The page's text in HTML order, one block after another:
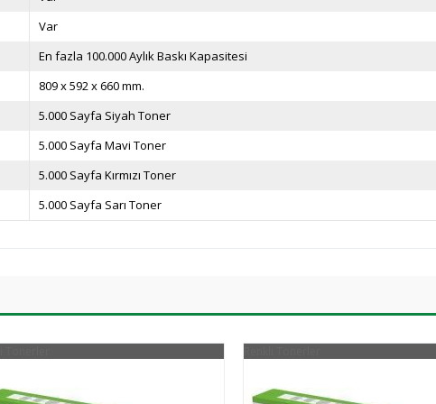
Var
En fazla 100.000 Aylık Baskı Kapasitesi
809 x 592 x 660 mm.
5.000 Sayfa Siyah Toner
5.000 Sayfa Mavi Toner
5.000 Sayfa Kırmızı Toner
5.000 Sayfa Sarı Toner